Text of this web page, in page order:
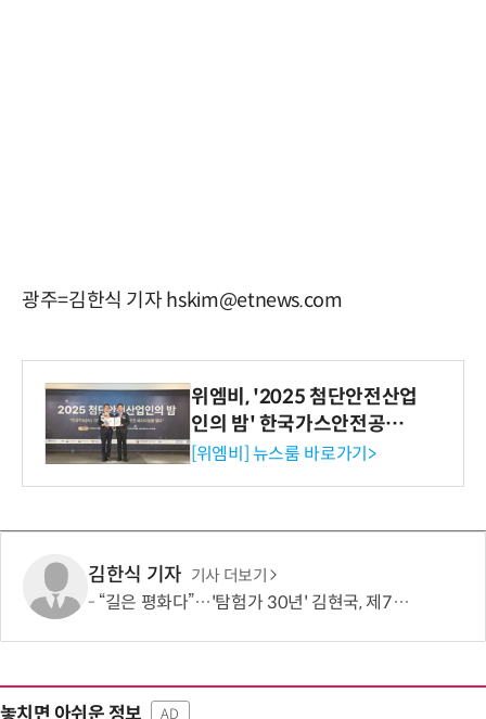
광주=김한식 기자 hskim@etnews.com
위엠비, '2025 첨단안전산업
인의 밤' 한국가스안전공사
사장상 수상
[위엠비] 뉴스룸 바로가기>
김한식 기자 기사 더보기
“길은 평화다”…'탐험가 30년' 김현국, 제7차 유라시아 대륙횡단 나선다
AD